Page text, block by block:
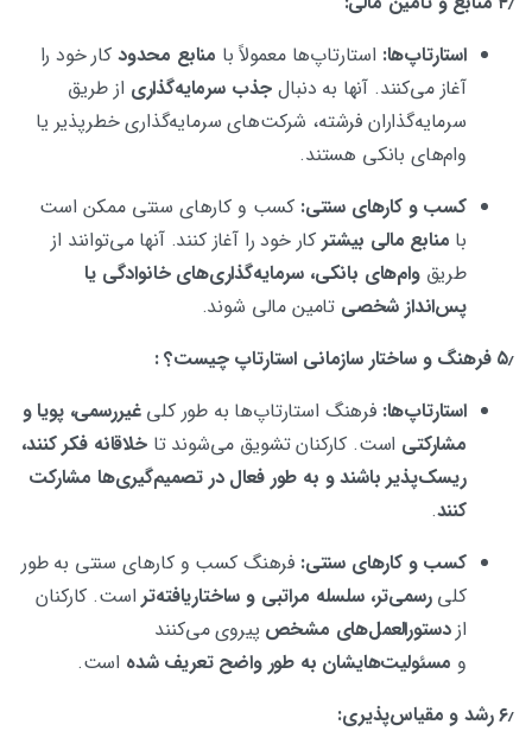
استارتاپ‌ها: استارتاپ‌ها معمولاً با منابع محدود کار خود را
آغاز می‌کنند. آنها به دنبال جذب سرمایه‌گذاری از طریق
سرمایه‌گذاران فرشته، شرکت‌های سرمایه‌گذاری خطرپذیر یا
وام‌های بانکی هستند.
کسب و کارهای سنتی: کسب و کارهای سنتی ممکن است
با منابع مالی بیشتر کار خود را آغاز کنند. آنها می‌توانند از
طریقوام‌های بانکی، سرمایه‌گذاری‌های خانوادگی یا
پس‌انداز شخصی تامین مالی شوند.
۵٫ فرهنگ و ساختار سازمانی استارتاپ چیست؟ :
استارتاپ‌ها: فرهنگ استارتاپ‌ها به طور کلیغیررسمی، پویا و
مشارکتی است. کارکنان تشویق می‌شوند تاخلاقانه فکر کنند،
ریسک‌پذیر باشند و به طور فعال در تصمیم‌گیری‌ها مشارکت
کنند.
کسب و کارهای سنتی: فرهنگ کسب و کارهای سنتی به طور
کلیرسمی‌تر، سلسله مراتبی و ساختاریافته‌تر است. کارکنان
ازدستورالعمل‌های مشخص پیروی می‌کنند
و مسئولیت‌هایشان به طور واضح تعریف شده است.
۶٫ رشد و مقیاس‌پذیری: